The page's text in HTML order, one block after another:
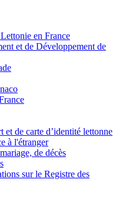
en France
et de Développement de
et de carte d’identité lettonne
à l'étranger
de décès
sur le Registre des